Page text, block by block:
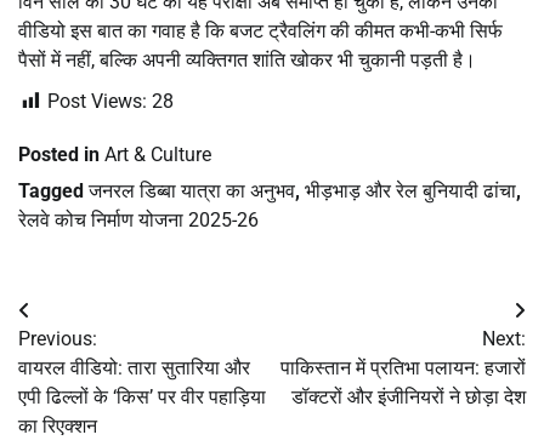
वीडियो इस बात का गवाह है कि बजट ट्रैवलिंग की कीमत कभी-कभी सिर्फ
पैसों में नहीं, बल्कि अपनी व्यक्तिगत शांति खोकर भी चुकानी पड़ती है।
Post Views: 28
Posted in Art & Culture
Taggedजनरल डिब्बा यात्रा का अनुभव, भीड़भाड़ और रेल बुनियादी ढांचा,
रेलवे कोच निर्माण योजना 2025-26
Post
navigation
Previous:
वायरल वीडियो: तारा सुतारिया और
एपी ढिल्लों के ‘किस’ पर वीर पहाड़िया
का रिएक्शन
Next:
पाकिस्तान में प्रतिभा पलायन: हजारों
डॉक्टरों और इंजीनियरों ने छोड़ा देश